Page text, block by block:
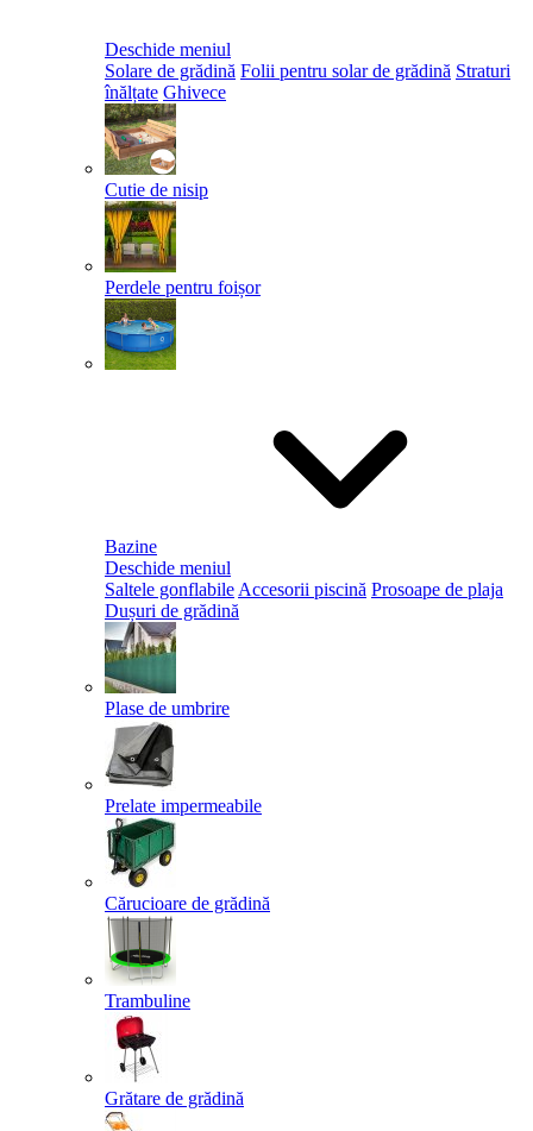
Deschide meniul
Solare de grădină Folii pentru solar de grădină Straturi
înălțate Ghivece
Cutie de nisip
Perdele pentru foișor
Bazine
Deschide meniul
Saltele gonflabile Accesorii piscină Prosoape de plaja
Dușuri de grădină
Plase de umbrire
Prelate impermeabile
Cărucioare de grădină
Trambuline
Grătare de grădină